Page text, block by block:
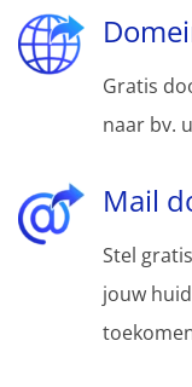
Gratis
naar bv.
Mail
Stel
jouw